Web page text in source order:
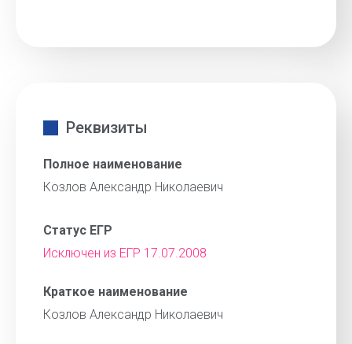
Реквизиты
Полное наименование
Козлов Александр Николаевич
Статус ЕГР
Исключен из ЕГР 17.07.2008
Краткое наименование
Козлов Александр Николаевич